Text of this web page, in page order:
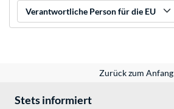
Verantwortliche Person für die EU
Zurück zum Anfang
Stets informiert